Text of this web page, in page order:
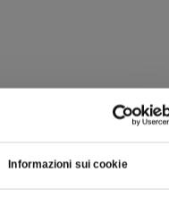
Informazioni sui cookie